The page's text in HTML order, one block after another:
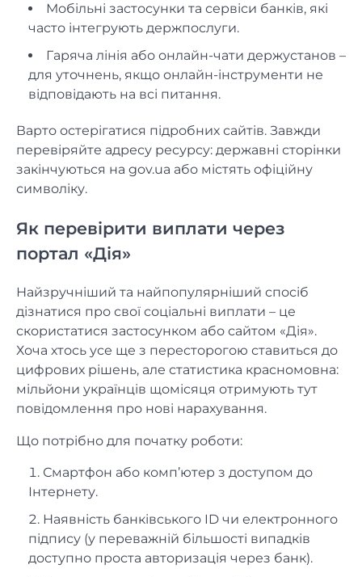
Мобільні застосунки та сервіси банків, які
часто інтегрують держпослуги.
Гаряча лінія або онлайн-чати держустанов –
для уточнень, якщо онлайн-інструменти не
відповідають на всі питання.
Варто остерігатися підробних сайтів. Завжди
перевіряйте адресу ресурсу: державні сторінки
закінчуються на gov.ua або містять офіційну
символіку.
Як перевірити виплати через
портал «Дія»
Найзручніший та найпопулярніший спосіб
дізнатися про свої соціальні виплати – це
скористатися застосунком або сайтом «Дія».
Хоча хтось усе ще з пересторогою ставиться до
цифрових рішень, але статистика красномовна:
мільйони українців щомісяця отримують тут
повідомлення про нові нарахування.
Що потрібно для початку роботи:
Смартфон або комп’ютер з доступом до
Інтернету.
Наявність банківського ID чи електронного
підпису (у переважній більшості випадків
доступно проста авторизація через банк).